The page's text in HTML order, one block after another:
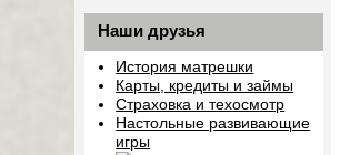
Наши друзья
История матрешки
Карты, кредиты и займы
Страховка и техосмотр
Настольные развивающие
игры